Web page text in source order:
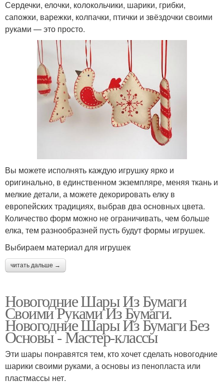
Сердечки, елочки, колокольчики, шарики, грибки,
сапожки, варежки, колпачки, птички и звёздочки своими
руками — это просто.
Вы можете исполнять каждую игрушку ярко и
оригинально, в единственном экземпляре, меняя ткань и
мелкие детали, а можете декорировать елку в
европейских традициях, выбрав два основных цвета.
Количество форм можно не ограничивать, чем больше
елка, тем разнообразней пусть будут формы игрушек.
Выбираем материал для игрушек
читать дальше →
Новогодние Шары Из Бумаги
Своими Руками Из Бумаги.
Новогодние Шары Из Бумаги Без
Основы - Мастер-классы
Эти шары понравятся тем, кто хочет сделать новогодние
шарики своими руками, а основы из пенопласта или
пластмассы нет.